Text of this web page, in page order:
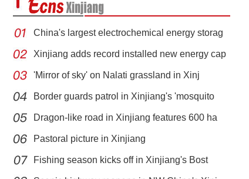
China's largest electrochemical energy storag
Xinjiang adds record installed new energy cap
'Mirror of sky' on Nalati grassland in Xinj
Border guards patrol in Xinjiang's 'mosquito
Dragon-like road in Xinjiang features 600 ha
Pastoral picture in Xinjiang
Fishing season kicks off in Xinjiang's Bost